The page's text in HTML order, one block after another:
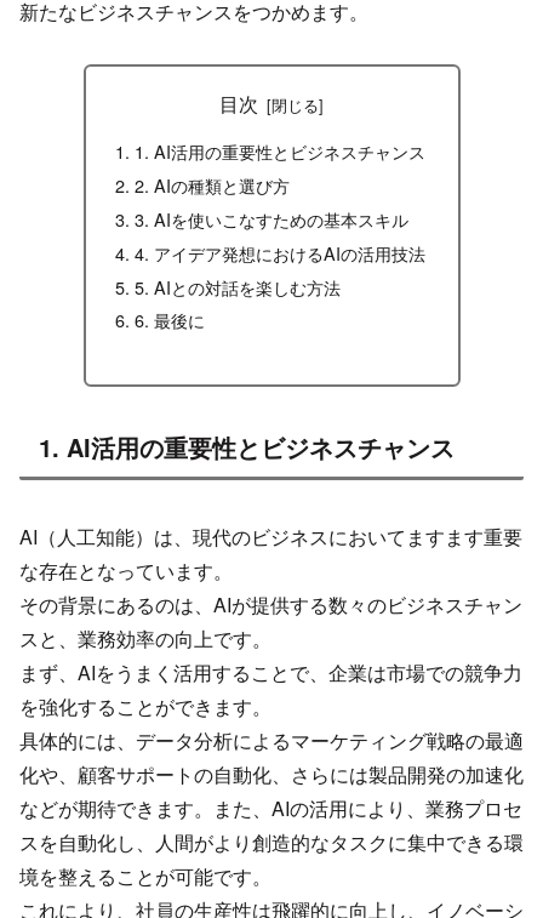
新たなビジネスチャンスをつかめます。
目次
1. AI活用の重要性とビジネスチャンス
2. AIの種類と選び方
3. AIを使いこなすための基本スキル
4. アイデア発想におけるAIの活用技法
5. AIとの対話を楽しむ方法
6. 最後に
1. AI活用の重要性とビジネスチャンス
AI（人工知能）は、現代のビジネスにおいてますます重要
な存在となっています。
その背景にあるのは、AIが提供する数々のビジネスチャン
スと、業務効率の向上です。
まず、AIをうまく活用することで、企業は市場での競争力
を強化することができます。
具体的には、データ分析によるマーケティング戦略の最適
化や、顧客サポートの自動化、さらには製品開発の加速化
などが期待できます。また、AIの活用により、業務プロセ
スを自動化し、人間がより創造的なタスクに集中できる環
境を整えることが可能です。
これにより、社員の生産性は飛躍的に向上し、イノベーシ